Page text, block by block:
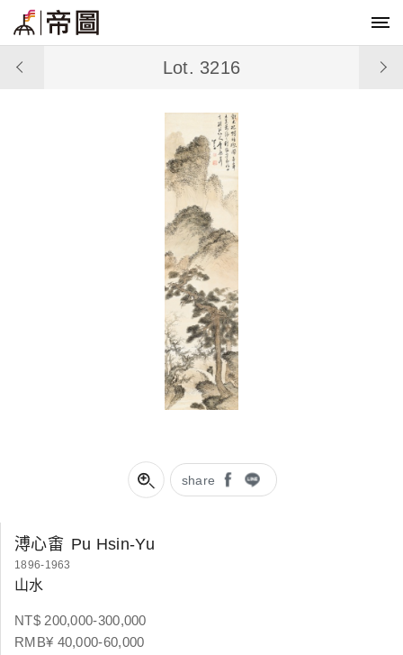
share
Lot. 3216
溥心畬 Pu Hsin-Yu
1896-1963
山水
NT$ 200,000-300,000
RMB¥ 40,000-60,000